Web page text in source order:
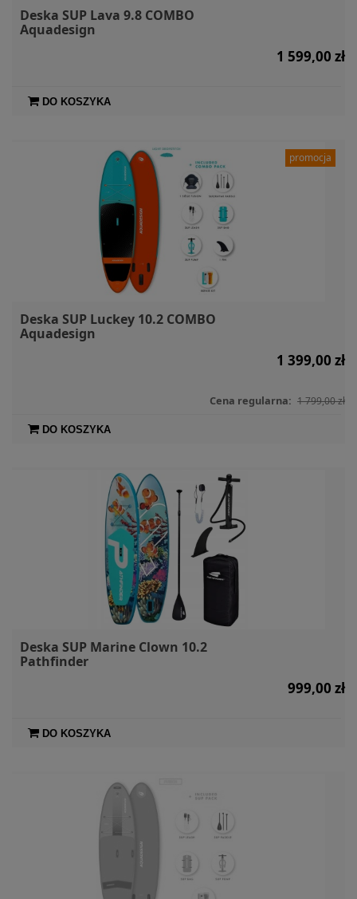
Deska SUP Lava 9.8 COMBO
Aquadesign
1 599,00 zł
DO KOSZYKA
Deska SUP Luckey 10.2 COMBO
Aquadesign
1 399,00 zł
Cena regularna: 1 799,00 zł
DO KOSZYKA
promocja
Deska SUP Marine Clown 10.2
Pathfinder
999,00 zł
DO KOSZYKA